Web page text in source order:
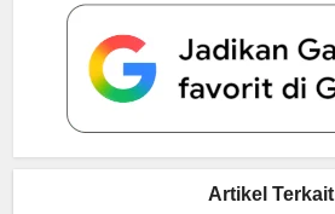
Artikel Terkait